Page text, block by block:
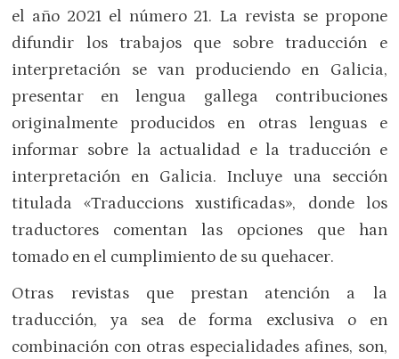
el año 2021 el número 21. La revista se propone
difundir los trabajos que sobre traducción e
interpretación se van produciendo en Galicia,
presentar en lengua gallega contribuciones
originalmente producidos en otras lenguas e
informar sobre la actualidad e la traducción e
interpretación en Galicia. Incluye una sección
titulada «Traduccions xustificadas», donde los
traductores comentan las opciones que han
tomado en el cumplimiento de su quehacer.
Otras revistas que prestan atención a la
traducción, ya sea de forma exclusiva o en
combinación con otras especialidades afines, son,